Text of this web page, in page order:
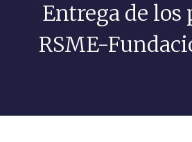
Entrega de los
RSME-